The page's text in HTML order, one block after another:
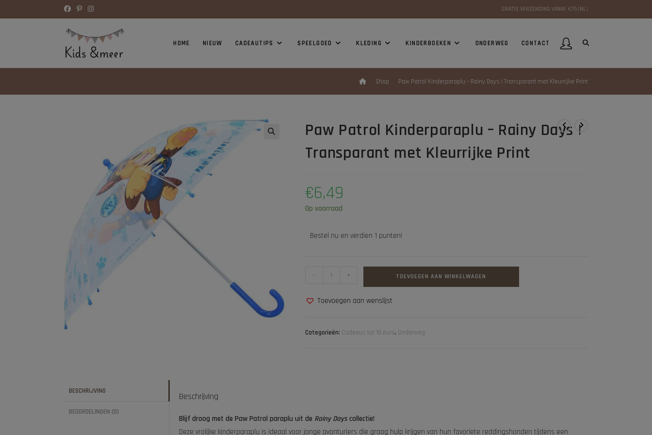
GRATIS VERZENDING VANAF €75 (NL)
HOME NIEUW CADEAUTIPS SPEELGOED KLEDING KINDERBOEKEN ONDERWEG CONTACT
Shop Paw Patrol Kinderparaplu – Rainy Days | Transparant met Kleurrijke Print
Paw Patrol Kinderparaplu – Rainy Days |
Transparant met Kleurrijke Print
€6,49
Op voorraad
Bestel nu en verdien 1 punten!
- + TOEVOEGEN AAN WINKELWAGEN
Toevoegen aan wenslijst
Categorieën: Cadeaus tot 10 euro, Onderweg
BESCHRIJVING
BEOORDELINGEN (0)
Beschrijving
Blijf droog met de Paw Patrol paraplu uit de Rainy Days collectie!
Deze vrolijke kinderparaplu is ideaal voor jonge avonturiers die graag hulp krijgen van hun favoriete reddingshonden tijdens een